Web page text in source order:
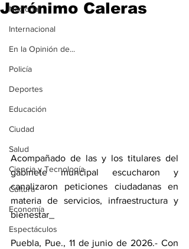
Nacional
Internacional
En la Opinión de...
Policía
Deportes
Educación
Ciudad
Salud
Ciencia y Tecnología
Cultura
Economía
Espectáculos
Jerónimo Caleras
Acompañado de las y los titulares del
gabinete muncipal escucharon y
canalizaron peticiones ciudadanas en
materia de servicios, infraestructura y
bienestar_
Puebla, Pue., 11 de junio de 2026.- Con